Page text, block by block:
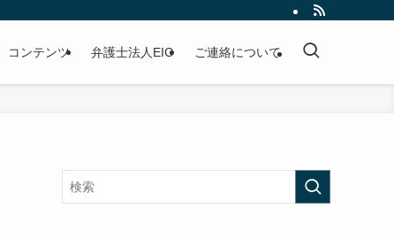
コンテンツ 弁護士法人EIC ご連絡について